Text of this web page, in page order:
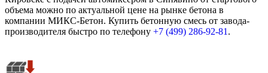
объема можно по актуальной цене на рынке бетона в
компании МИКС-Бетон. Купить бетонную смесь от завода-
производителя быстро по телефону +7 (499) 286-92-81 .